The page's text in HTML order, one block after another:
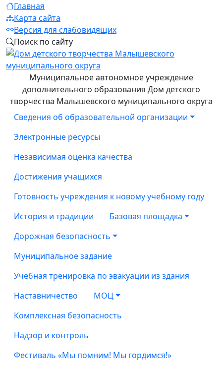
Главная
Карта сайта
Версия для слабовидящих
Поиск по сайту
Муниципальное автономное учреждение
дополнительного образования Дом детского
творчества Малышевского муниципального округа
Сведения об образовательной организации
Электронные ресурсы
Независимая оценка качества
Достижения учащихся
Готовность учреждения к новому учебному году
История и традиции
Базовая площадка
Дорожная безопасность
Муниципальное задание
Учебная тренировка по эвакуации из здания
Наставничество
МОЦ
Комплексная безопасность
Надзор и контроль
Фестиваль «Мы помним! Мы гордимся!»